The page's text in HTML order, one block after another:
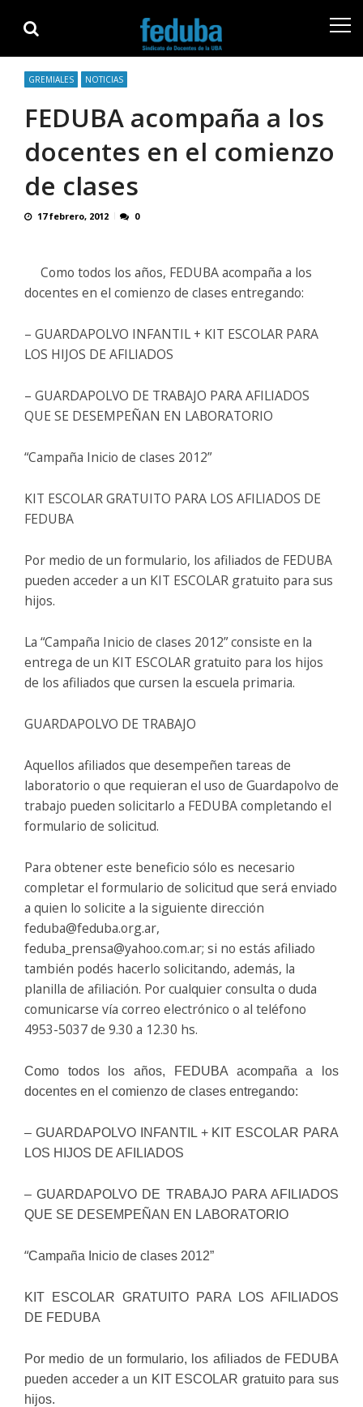
navigation
content
GREMIALES NOTICIAS
FEDUBA acompaña a los
docentes en el comienzo
de clases
17 febrero, 2012 0
Como todos los años, FEDUBA acompaña a los
docentes en el comienzo de clases entregando:
– GUARDAPOLVO INFANTIL + KIT ESCOLAR PARA
LOS HIJOS DE AFILIADOS
– GUARDAPOLVO DE TRABAJO PARA AFILIADOS
QUE SE DESEMPEÑAN EN LABORATORIO
“Campaña Inicio de clases 2012”
KIT ESCOLAR GRATUITO PARA LOS AFILIADOS DE
FEDUBA
Por medio de un formulario, los afiliados de FEDUBA
pueden acceder a un KIT ESCOLAR gratuito para sus
hijos.
La “Campaña Inicio de clases 2012” consiste en la
entrega de un KIT ESCOLAR gratuito para los hijos
de los afiliados que cursen la escuela primaria.
GUARDAPOLVO DE TRABAJO
Aquellos afiliados que desempeñen tareas de
laboratorio o que requieran el uso de Guardapolvo de
trabajo pueden solicitarlo a FEDUBA completando el
formulario de solicitud.
Para obtener este beneficio sólo es necesario
completar el formulario de solicitud que será enviado
a quien lo solicite a la siguiente dirección
feduba@feduba.org.ar,
feduba_prensa@yahoo.com.ar; si no estás afiliado
también podés hacerlo solicitando, además, la
planilla de afiliación. Por cualquier consulta o duda
comunicarse vía correo electrónico o al teléfono
4953-5037 de 9.30 a 12.30 hs.
Como todos los años, FEDUBA acompaña a los
docentes en el comienzo de clases entregando:
– GUARDAPOLVO INFANTIL + KIT ESCOLAR PARA
LOS HIJOS DE AFILIADOS
– GUARDAPOLVO DE TRABAJO PARA AFILIADOS
QUE SE DESEMPEÑAN EN LABORATORIO
“Campaña Inicio de clases 2012”
KIT ESCOLAR GRATUITO PARA LOS AFILIADOS
DE FEDUBA
Por medio de un formulario, los afiliados de FEDUBA
pueden acceder a un KIT ESCOLAR gratuito para sus
hijos.